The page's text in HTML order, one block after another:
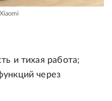
и тихая работа;
через